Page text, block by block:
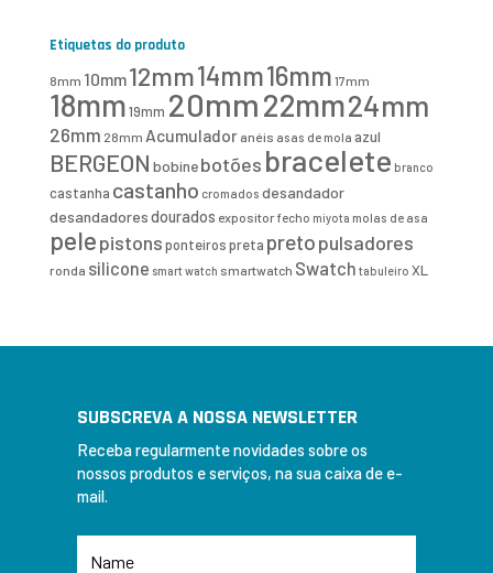
Etiquetas do produto
8mm 10mm12mm14mm16mm 17mm
18mm19mm 20mm22mm24mm
26mm 28mm Acumulador anéis asas de mola azul
BERGEON bobinebotões bracelete branco
castanha castanho cromados desandador
desandadoresdourados expositor fecho miyota molas de asa
pelepistonsponteirospreta pretopulsadores
ronda silicone smart watch smartwatch Swatch tabuleiro XL
SUBSCREVA A NOSSA NEWSLETTER
Receba regularmente novidades sobre os
nossos produtos e serviços, na sua caixa de e-
mail.